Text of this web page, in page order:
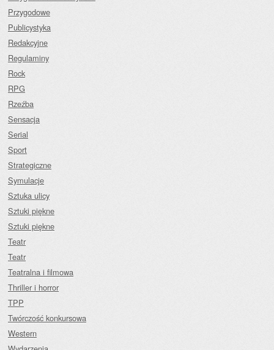
Przygodowe
Publicystyka
Redakcyjne
Regulaminy
Rock
RPG
Rzeźba
Sensacja
Serial
Sport
Strategiczne
Symulacje
Sztuka ulicy
Sztuki piękne
Sztuki piękne
Teatr
Teatr
Teatralna i filmowa
Thriller i horror
TPP
Twórczość konkursowa
Western